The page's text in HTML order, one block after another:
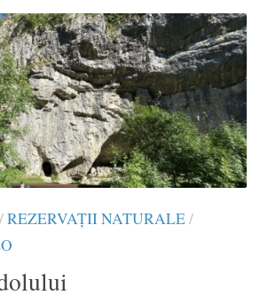
/REZERVAȚII NATURALE/